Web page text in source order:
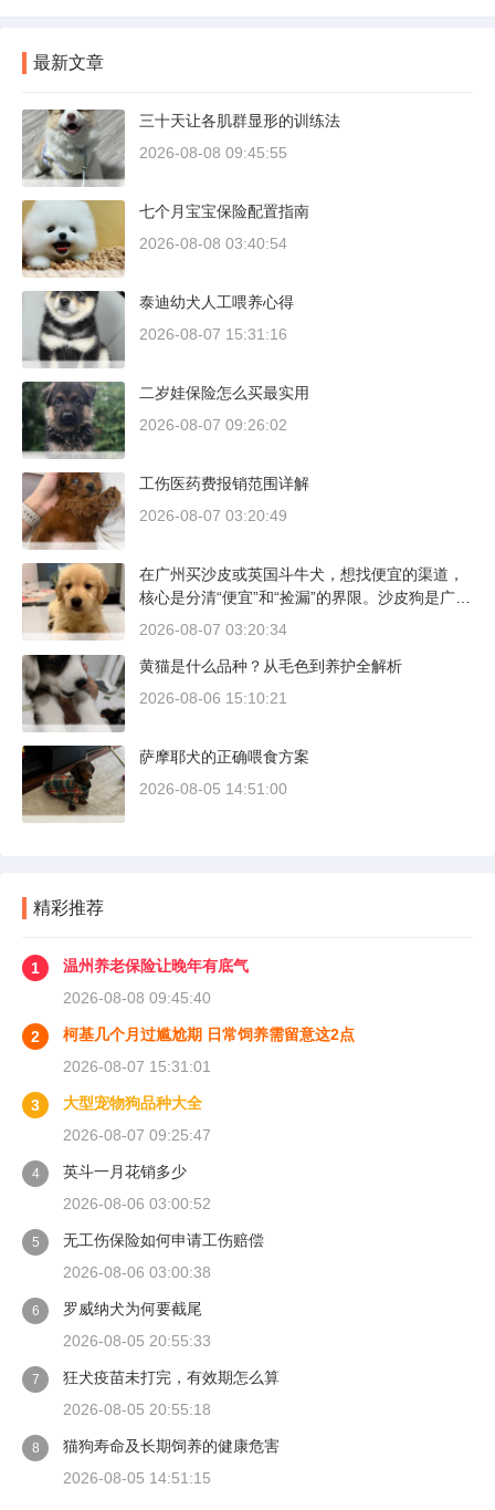
最新文章
三十天让各肌群显形的训练法
2026-08-08 09:45:55
七个月宝宝保险配置指南
2026-08-08 03:40:54
泰迪幼犬人工喂养心得
2026-08-07 15:31:16
二岁娃保险怎么买最实用
2026-08-07 09:26:02
工伤医药费报销范围详解
2026-08-07 03:20:49
在广州买沙皮或英国斗牛犬，想找便宜的渠道，
核心是分清“便宜”和“捡漏”的界限。沙皮狗是广东
本地犬种，价格比北方城市有优势；英国斗牛犬
方和真实价格区间。
2026-08-07 03:20:34
黄猫是什么品种？从毛色到养护全解析
2026-08-06 15:10:21
萨摩耶犬的正确喂食方案
2026-08-05 14:51:00
精彩推荐
1
温州养老保险让晚年有底气
2026-08-08 09:45:40
2
柯基几个月过尴尬期 日常饲养需留意这2点
2026-08-07 15:31:01
3
大型宠物狗品种大全
2026-08-07 09:25:47
4
英斗一月花销多少
2026-08-06 03:00:52
5
无工伤保险如何申请工伤赔偿
2026-08-06 03:00:38
6
罗威纳犬为何要截尾
2026-08-05 20:55:33
7
狂犬疫苗未打完，有效期怎么算
2026-08-05 20:55:18
8
猫狗寿命及长期饲养的健康危害
2026-08-05 14:51:15